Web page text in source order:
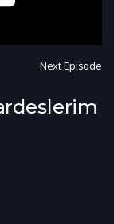
Next Episode